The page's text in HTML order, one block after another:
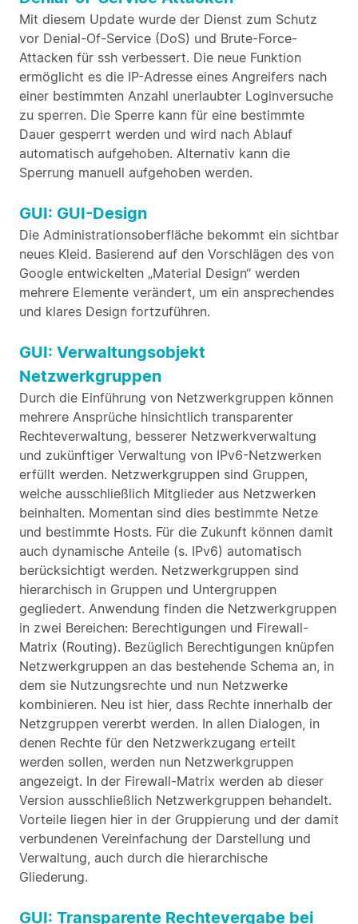
Mit diesem Update wurde der Dienst zum Schutz
vor Denial-Of-Service (DoS) und Brute-Force-
Attacken für ssh verbessert. Die neue Funktion
ermöglicht es die IP-Adresse eines Angreifers nach
einer bestimmten Anzahl unerlaubter Loginversuche
zu sperren. Die Sperre kann für eine bestimmte
Dauer gesperrt werden und wird nach Ablauf
automatisch aufgehoben. Alternativ kann die
Sperrung manuell aufgehoben werden.
GUI: GUI-Design
Die Administrationsoberfläche bekommt ein sichtbar
neues Kleid. Basierend auf den Vorschlägen des von
Google entwickelten „Material Design“ werden
mehrere Elemente verändert, um ein ansprechendes
und klares Design fortzuführen.
GUI: Verwaltungsobjekt
Netzwerkgruppen
Durch die Einführung von Netzwerkgruppen können
mehrere Ansprüche hinsichtlich transparenter
Rechteverwaltung, besserer Netzwerkverwaltung
und zukünftiger Verwaltung von IPv6-Netzwerken
erfüllt werden. Netzwerkgruppen sind Gruppen,
welche ausschließlich Mitglieder aus Netzwerken
beinhalten. Momentan sind dies bestimmte Netze
und bestimmte Hosts. Für die Zukunft können damit
auch dynamische Anteile (s. IPv6) automatisch
berücksichtigt werden. Netzwerkgruppen sind
hierarchisch in Gruppen und Untergruppen
gegliedert. Anwendung finden die Netzwerkgruppen
in zwei Bereichen: Berechtigungen und Firewall-
Matrix (Routing). Bezüglich Berechtigungen knüpfen
Netzwerkgruppen an das bestehende Schema an, in
dem sie Nutzungsrechte und nun Netzwerke
kombinieren. Neu ist hier, dass Rechte innerhalb der
Netzgruppen vererbt werden. In allen Dialogen, in
denen Rechte für den Netzwerkzugang erteilt
werden sollen, werden nun Netzwerkgruppen
angezeigt. In der Firewall-Matrix werden ab dieser
Version ausschließlich Netzwerkgruppen behandelt.
Vorteile liegen hier in der Gruppierung und der damit
verbundenen Vereinfachung der Darstellung und
Verwaltung, auch durch die hierarchische
Gliederung.
GUI: Transparente Rechtevergabe bei